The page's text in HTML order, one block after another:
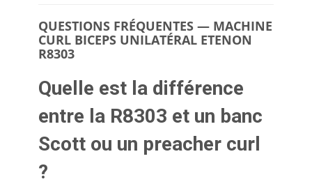
QUESTIONS FRÉQUENTES — MACHINE
CURL BICEPS UNILATÉRAL ETENON
R8303
Quelle est la différence
entre la R8303 et un banc
Scott ou un preacher curl
?